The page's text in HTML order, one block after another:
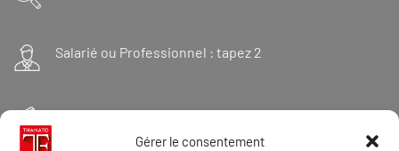
Gérer le consentement
Salarié ou Professionnel : tapez 2
Financeur : tapez 3